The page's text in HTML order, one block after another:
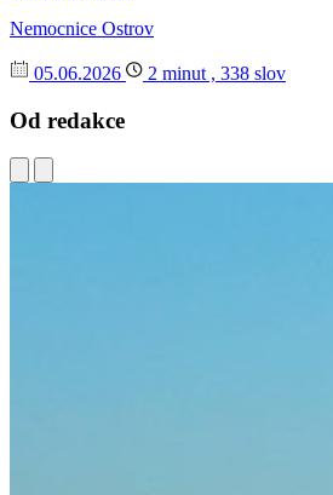
Nemocnice Ostrov
05.06.2026 2 minut , 338 slov
Od redakce